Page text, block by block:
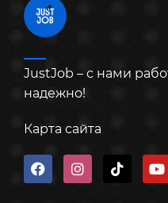
JustJob – с нами
надежно!
Карта сайта